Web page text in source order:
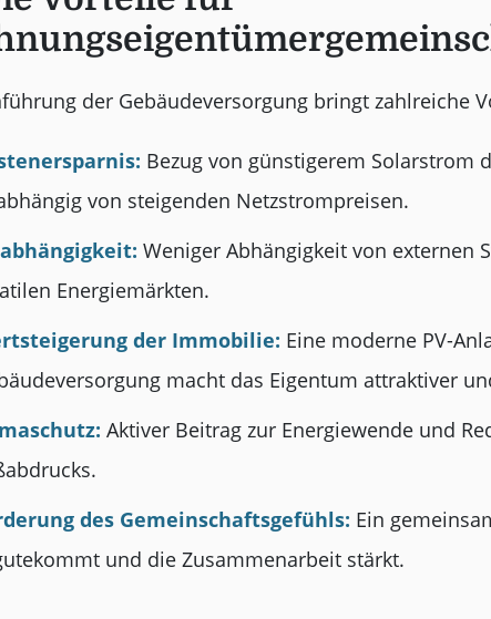
der Gebäudeversorgung bringt zahlreiche
Bezug von günstigerem Solarstrom
von steigenden Netzstrompreisen.
Weniger Abhängigkeit von externen
Energiemärkten.
der Immobilie: Eine moderne PV-
macht das Eigentum attraktiver
Aktiver Beitrag zur Energiewende und
des Gemeinschaftsgefühls: Ein
und die Zusammenarbeit stärkt.